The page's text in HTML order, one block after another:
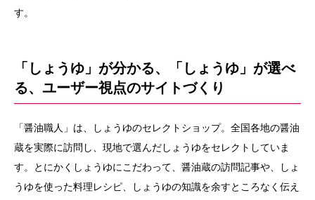
す。
「しょうゆ」が分かる、「しょうゆ」が選べ
る、ユーザー視点のサイトづくり
「醤油職人」は、しょうゆのセレクトショップ。全国各地の醤油
蔵を実際に訪問し、現地で選んだしょうゆをセレクトしていま
す。とにかくしょうゆにこだわって、醤油蔵の訪問記事や、しょ
うゆを使った料理レシピ、しょうゆの知識を余すところなく伝え